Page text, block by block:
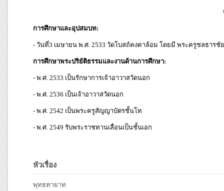
การศึกษาและอุปสมบท:
- วันที่3 เมษายน พ.ศ. 2533 วัดโบสถ์คงคาล้อม โดยมี พระครูชลธาร
การศึกษาพระปริยัติธรรมและงานด้านการศึกษา:
- พ.ศ. 2533 เป็นรักษาการเจ้าอาวาสวัดนอก
- พ.ศ. 2536 เป็นเจ้าอาวาสวัดนอก
- พ.ศ. 2542 เป็นพระครูสัญญาบัตรชั้นโท
- พ.ศ. 2549 รับพระราชทานเลื่อนเป็นชั้นเอก
หัวเรื่อง
พุทธทายาท